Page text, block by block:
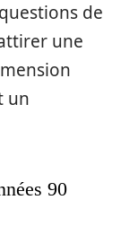
de
une
un
90